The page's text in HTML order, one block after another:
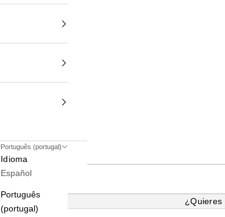
Português (portugal)
Idioma
Español
Português
(portugal)
¿Quieres